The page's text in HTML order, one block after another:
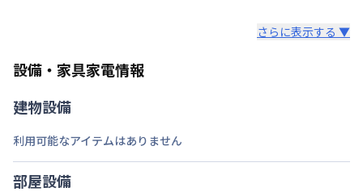
日18時～深夜1時まで速度が低速化いたします。さらに表示する ▼
設備・家具家電情報
建物設備
利用可能なアイテムはありません
部屋設備